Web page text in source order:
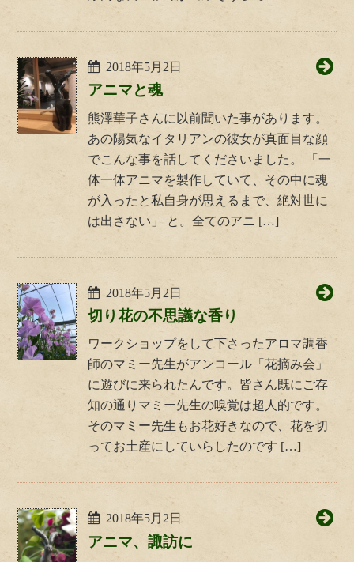
2018年5月2日
アニマと魂
熊澤華子さんに以前聞いた事があります。
あの陽気なイタリアンの彼女が真面目な顔
でこんな事を話してくださいました。 「一
体一体アニマを製作していて、その中に魂
が入ったと私自身が思えるまで、絶対世に
は出さない」 と。全てのアニ […]
2018年5月2日
切り花の不思議な香り
ワークショップをして下さったアロマ調香
師のマミー先生がアンコール「花摘み会」
に遊びに来られたんです。皆さん既にご存
知の通りマミー先生の嗅覚は超人的です。
そのマミー先生もお花好きなので、花を切
ってお土産にしていらしたのです […]
2018年5月2日
アニマ、諏訪に